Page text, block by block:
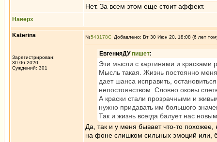
Нет. За всем этом еще стоит аффект.
Наверх
Katerina
Зарегистрирован:
30.06.2020
Суждений: 301
№543178 Добавлено: Вт 30 Июн 20, 18:08 (6 лет
ЕвгенияДУпишет:
Эти мысли с картинами и красками
Мысль такая. Жизнь постоянно
дает шанса исправить,
непостоянством. Словно оковы
А краски стали прозрачными и
нужно придавать им большого
Так и жизнь всегда балует нас
Да, так и у меня бывает что-то
на фоне слишком сильных эмоций или,